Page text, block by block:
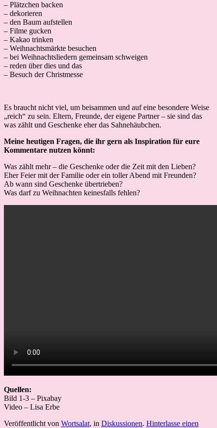
– Plätzchen backen
– dekorieren
– den Baum aufstellen
– Filme gucken
– Kakao trinken
– Weihnachtsmärkte besuchen
– bei Weihnachtsliedern gemeinsam schweigen
– reden über dies und das
– Besuch der Christmesse
Es braucht nicht viel, um beisammen und auf eine besondere Weise
„reich“ zu sein. Eltern, Freunde, der eigene Partner – sie sind das
was zählt und Geschenke eher das Sahnehäubchen.
Meine heutigen Fragen, die ihr gern als Inspiration für eure
Kommentare nutzen könnt:
Was zählt mehr – die Geschenke oder die Zeit mit den Lieben?
Eher Feier mit der Familie oder ein toller Abend mit Freunden?
Ab wann sind Geschenke übertrieben?
Was darf zu Weihnachten keinesfalls fehlen?
Quellen:
Bild 1-3 – Pixabay
Video – Lisa Erbe
Veröffentlicht von Wortsalat, in Diskussionen. Hinterlasse einen